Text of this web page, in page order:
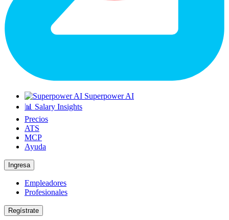
Superpower AI
📊 Salary Insights
Precios
ATS
MCP
Ayuda
Ingresa
Empleadores
Profesionales
Regístrate